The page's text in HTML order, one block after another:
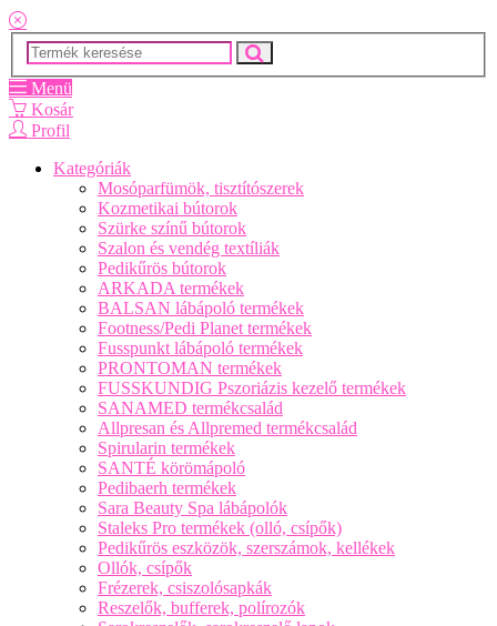
Menü
Kosár
Profil
Kategóriák
Mosóparfümök, tisztítószerek
Kozmetikai bútorok
Szürke színű bútorok
Szalon és vendég textíliák
Pedikűrös bútorok
ARKADA termékek
BALSAN lábápoló termékek
Footness/Pedi Planet termékek
Fusspunkt lábápoló termékek
PRONTOMAN termékek
FUSSKUNDIG Pszoriázis kezelő termékek
SANAMED termékcsalád
Allpresan és Allpremed termékcsalád
Spirularin termékek
SANTÉ körömápoló
Pedibaerh termékek
Sara Beauty Spa lábápolók
Staleks Pro termékek (olló, csípők)
Pedikűrös eszközök, szerszámok, kellékek
Ollók, csípők
Frézerek, csiszolósapkák
Reszelők, bufferek, polírozók